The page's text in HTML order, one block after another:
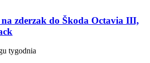
zderzak do Škoda Octavia III,
tygodnia